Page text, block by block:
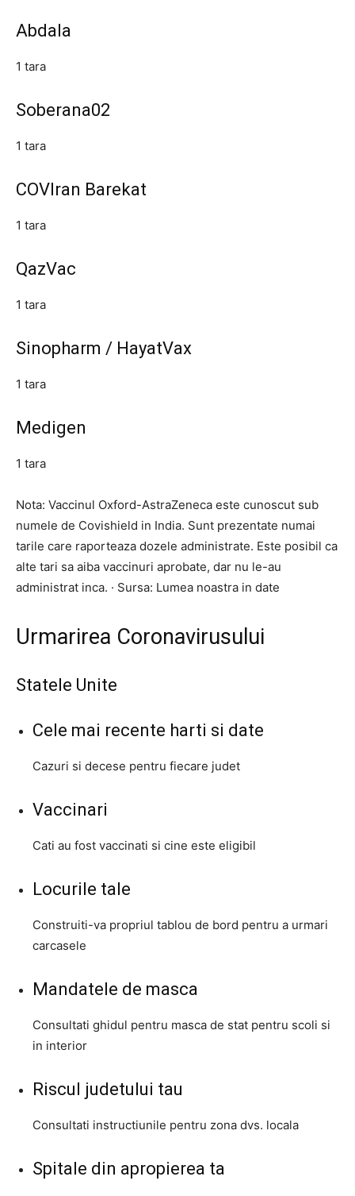
Abdala
1 tara
Soberana02
1 tara
COVIran Barekat
1 tara
QazVac
1 tara
Sinopharm / HayatVax
1 tara
Medigen
1 tara
Nota: Vaccinul Oxford-AstraZeneca este cunoscut sub
numele de Covishield in India. Sunt prezentate numai
tarile care raporteaza dozele administrate. Este posibil ca
alte tari sa aiba vaccinuri aprobate, dar nu le-au
administrat inca. · Sursa: Lumea noastra in date
Urmarirea Coronavirusului
Statele Unite
Cele mai recente harti si date
Cazuri si decese pentru fiecare judet
Vaccinari
Cati au fost vaccinati si cine este eligibil
Locurile tale
Construiti-va propriul tablou de bord pentru a urmari
carcasele
Mandatele de masca
Consultati ghidul pentru masca de stat pentru scoli si
in interior
Riscul judetului tau
Consultati instructiunile pentru zona dvs. locala
Spitale din apropierea ta